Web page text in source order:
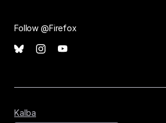
Follow @Firefox
Kalba